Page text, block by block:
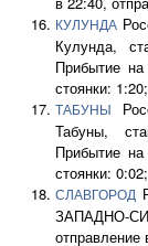
КУЛУНДА
Кулунда,
Прибытие
стоянки: 1:20;
ТАБУНЫ
Табуны,
Прибытие
стоянки: 0:02;
СЛАВГОРОД
ЗАПАДНО-
отправление